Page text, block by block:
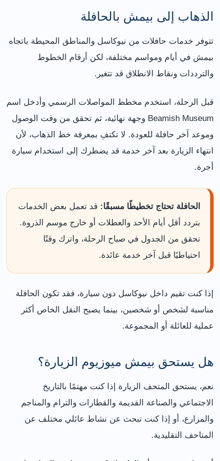
الذهاب إلى بيمش بالحافلة
تتوفر خدمات حافلات من نيوكاسل والمناطق المحيطة باتجاه
بيمش في أيام ومواسم مختلفة، لكن أرقام الخطوط
والترددات ونقاط الانطلاق قد تتغير.
قبل الرحلة، استخدم مخطط المواصلات الرسمي وأدخل اسم
Beamish Museum وجهة نهائية، ثم تحقق من وقت الوصول
وموعد آخر حافلة للعودة. لا تكتفِ بمعرفة خط الذهاب، لأن
انتهاء الزيارة بعد آخر خدمة قد يضطرك إلى استخدام سيارة
أجرة.
الحافلة تحتاج تخطيطًا مسبقًا: قد تعمل بعض الخدمات
بتردد أقل أيام الأحد والعطلات أو خارج موسم الذروة.
تحقق من الجدول في صباح الرحلة، واترك وقتًا
احتياطيًا قبل آخر خدمة عائدة.
إذا كنت تقيم داخل نيوكاسل دون سيارة، فقد تكون الحافلة
مناسبة لشخص أو شخصين، بينما يصبح النقل الخاص أكثر
عملية للعائلة أو المجموعة.
هل يستحق بيمش ميوزيوم الزيارة؟
نعم، يستحق المتحف الزيارة إذا كنت مهتمًا بالتاريخ
الاجتماعي والصناعة القديمة والقطارات والترام والمناجم
والمزارع، أو إذا كنت تبحث عن نشاط عائلي مختلف عن
المتاحف التقليدية.